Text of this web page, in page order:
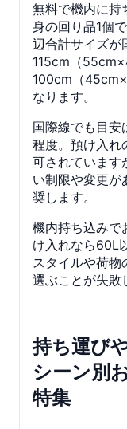
無料で機内に持
身の回り品1個
辺合計サイズが
115cm（
100cm（
なります。
国際線でも目
程度。預け入れ
可されています
い制限や変更が
奨します。
機内持ち込みで
け入れなら60L
スタイルや荷物
選ぶことが失敗
持ち運び
シーン別
特集